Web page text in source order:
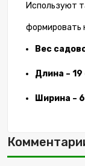
Используют
формировать
Вес
Длина – 19
Ширина –